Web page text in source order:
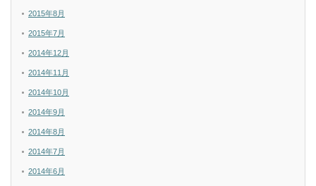
2015年8月
2015年7月
2014年12月
2014年11月
2014年10月
2014年9月
2014年8月
2014年7月
2014年6月